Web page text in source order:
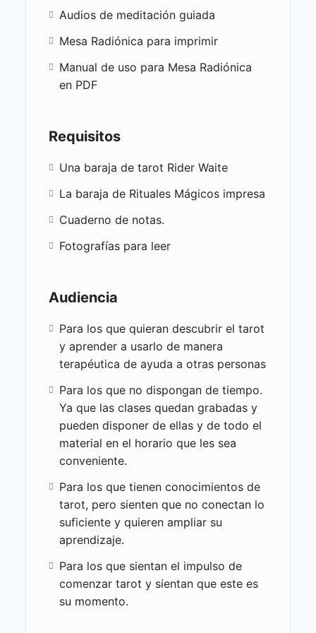
Cómo los Arcanos Menores reflejan
situaciones cotidianas y desafíos
Actividad Práctica
Lectura de casos de la vida diaria
Clase 4: Tiradas y Estructuras de Lectura
Tiradas Básicas y Avanzadas
Tirada en profundidad.
Cómo elegir la tirada adecuada para
Cómo utilizar tiradas para explorar
Métodos para combinar cartas y crear
una narrativa coherente.
Uso de la intuición en la interpretación
de las cartas.
Actividad Práctica
Práctica de tiradas con enfoque
terapéutico.
Clase 5: Aplicaciones Avanzadas y Cierre
Que es la fotomancia
Procedimientos para realizar fotomancia
Capacidades psíquicas asociadas a la
Morfo psicología
Aplicación terapéutica
Lectura de rostros
Audios de meditación guiada
Mesa Radiónica para imprimir
Manual de uso para Mesa Radiónica
en PDF
Requisitos
Una baraja de tarot Rider Waite
La baraja de Rituales Mágicos impresa
Cuaderno de notas.
Fotografías para leer
Audiencia
Para los que quieran descubrir el tarot
y aprender a usarlo de manera
terapéutica de ayuda a otras personas
Para los que no dispongan de tiempo.
Ya que las clases quedan grabadas y
pueden disponer de ellas y de todo el
material en el horario que les sea
conveniente.
Para los que tienen conocimientos de
tarot, pero sienten que no conectan lo
suficiente y quieren ampliar su
aprendizaje.
Para los que sientan el impulso de
comenzar tarot y sientan que este es
su momento.